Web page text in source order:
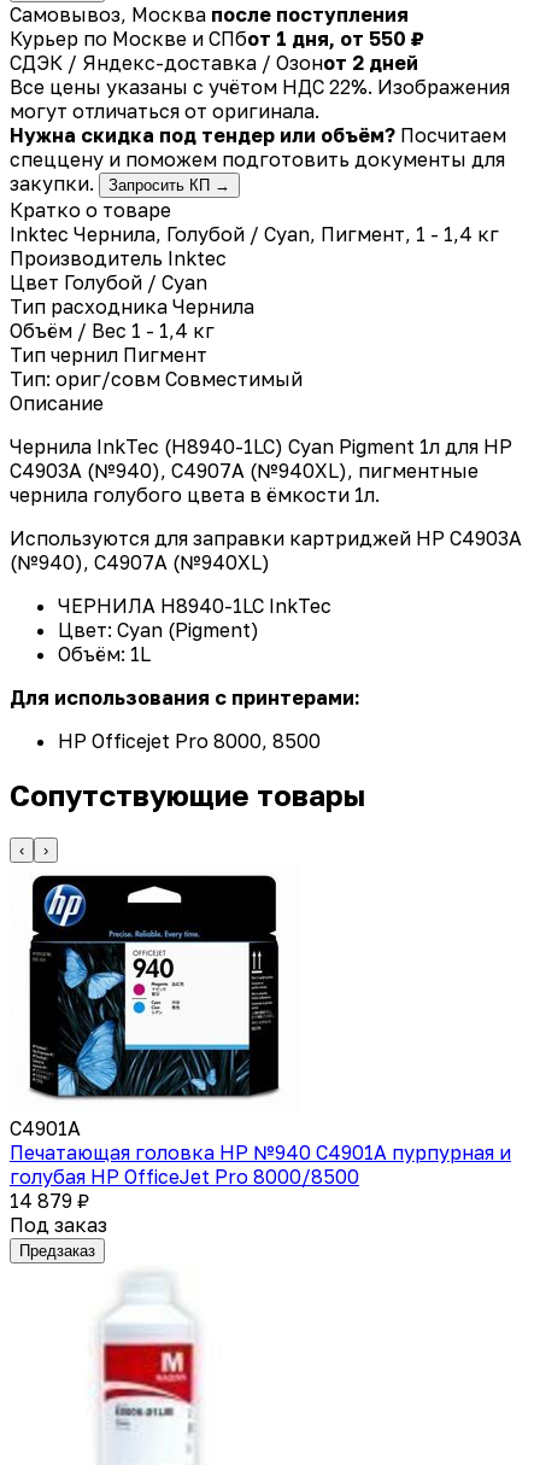
Самовывоз, Москва после поступления
Курьер по Москве и СПбот 1 дня, от 550 ₽
СДЭК / Яндекс-доставка / Озонот 2 дней
Все цены указаны с учётом НДС 22%. Изображения
могут отличаться от оригинала.
Нужна скидка под тендер или объём? Посчитаем
спеццену и поможем подготовить документы для
закупки.
Запросить КП →
Кратко о товаре
Inktec Чернила, Голубой / Cyan, Пигмент, 1 - 1,4 кг
Производитель Inktec
Цвет Голубой / Cyan
Тип расходника Чернила
Объём / Вес 1 - 1,4 кг
Тип чернил Пигмент
Тип: ориг/совм Совместимый
Описание
Чернила InkTec (H8940-1LC) Cyan Pigment 1л для HP
C4903A (№940), C4907A (№940XL), пигментные
чернила голубого цвета в ёмкости 1л.
Используются для заправки картриджей HP C4903A
(№940), C4907A (№940XL)
ЧЕРНИЛА H8940-1LC InkTec
Цвет: Cyan (Pigment)
Объём: 1L
Для использования с принтерами:
HP Officejet Pro 8000, 8500
Сопутствующие товары
‹ ›
C4901A
Печатающая головка HP №940 C4901A пурпурная и
голубая НР OfficeJet Pro 8000/8500
14 879 ₽
Под заказ
Предзаказ